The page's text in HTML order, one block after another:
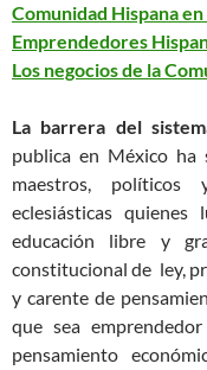
Comunidad Hispana
Emprendedores
Los negocios de la
La barrera del
publica en México
maestros, políticos
eclesiásticas
educación libre y
constitucional de ley,
y carente de
que sea
pensamiento